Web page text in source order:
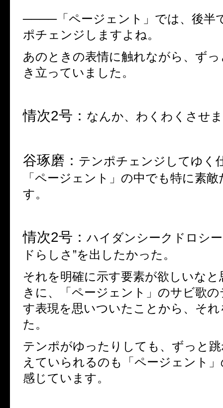
────「ページェント」では、後半
ポチェンジしますよね。
あのときの表情に触れながら、ず
き立っていました。
情次2号： なんか、わくわくさせ
谷琢磨： テンポチェンジしてゆく
「ページェント」の中でも特に素
す。
情次2号： ハイダンシークドロシ
ドらしさ”を出したかった。
それを明確に示す要素が欲しいな
きに、「ページェント」のサビ歌
す表現を思いついたことから、そ
た。
テンポがゆったりしても、ずっと
えてい られるのも「ページェント
感じています。